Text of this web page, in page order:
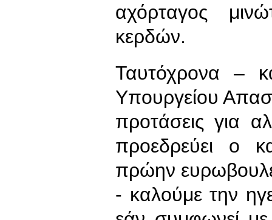
αχόρταγος
κερδών.
Ταυτόχρονα –
Υπουργείου
προτάσεις για
προεδρεύει ο
πρώην
- καλούμε την